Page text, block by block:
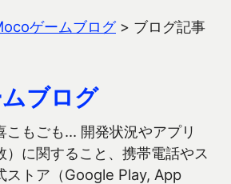
ゲームブログ> ブログ記事
ブログ
こもごも… 開発状況やアプリ
）に関すること、携帯電話やス
ストア（Google Play, App